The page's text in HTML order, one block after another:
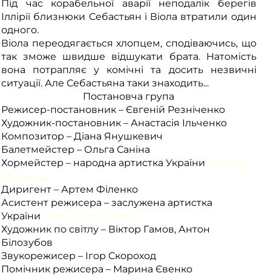
Під час корабельної аварії неподалік берегів
Іллірії близнюки Себастьян і Віола втратили один
одного.
Віола переодягається хлопцем, сподіваючись, що
так зможе швидше відшукати брата. Натомість
вона потрапляє у комічні та досить незвичні
ситуації. Але Себастьяна таки знаходить...
Постановча група
Режисер-постановник – Євгеній Резніченко
Художник-постановник – Анастасія Ільченко
Композитор – Діана Янушкевич
Балетмейстер – Ольга Саніна
Хормейстер – народна артистка України Ружена
Рубльова
Диригент – Артем Філенко
Асистент режисера – заслужена артистка
України Тетяна Проворова
Художник по світлу – Віктор Гамов, Антон
Білозубов
Звукорежисер – Ігор Скороход
Помічник режисера – Марина Євенко